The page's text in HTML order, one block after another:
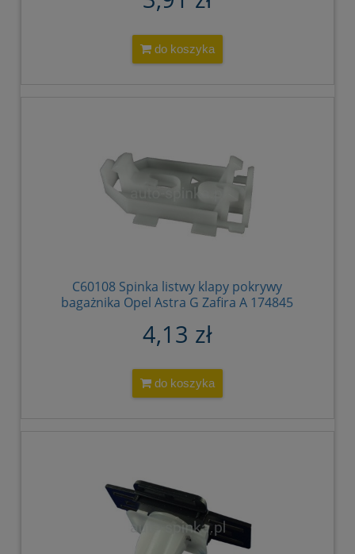
do koszyka
C60108 Spinka listwy klapy pokrywy
bagażnika Opel Astra G Zafira A 174845
4,13 zł
do koszyka